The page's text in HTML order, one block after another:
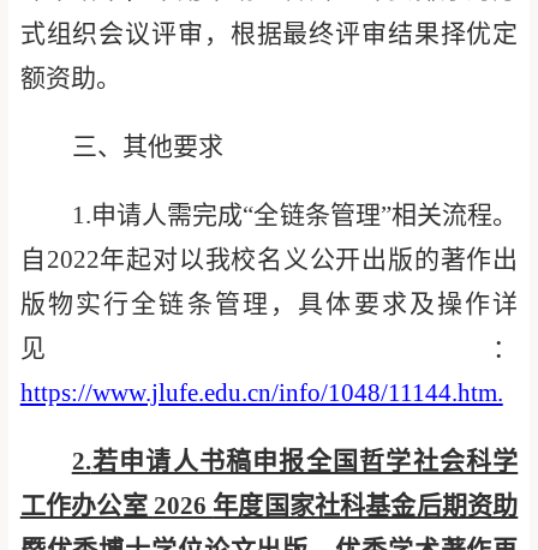
式组织会议评审，根据最终评审结果择优定
额资助。
三、其他要求
1.申请人需完成“全链条管理”相关流程。
自 2022年起对以我校名义公开出版的著作出
版物实行全链条管理，具体要求及操作详
见：
https://www.jlufe.edu.cn/info/1048/11144.htm.
2.若申请人书稿申报全国哲学社会科学
工作办公室 2026 年度国家社科基金后期资助